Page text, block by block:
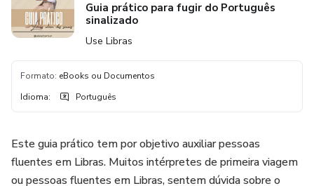
Guia prático para fugir do Português
sinalizado
Use Libras
Formato: eBooks ou Documentos
Idioma: Português
Este guia prático tem por objetivo auxiliar pessoas
fluentes em Libras. Muitos intérpretes de primeira viagem
ou pessoas fluentes em Libras, sentem dúvida sobre o